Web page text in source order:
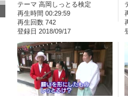
テーマ 高岡しっとる検定
再生時間 00:29:59
再生回数 742
登録日 2018/09/17